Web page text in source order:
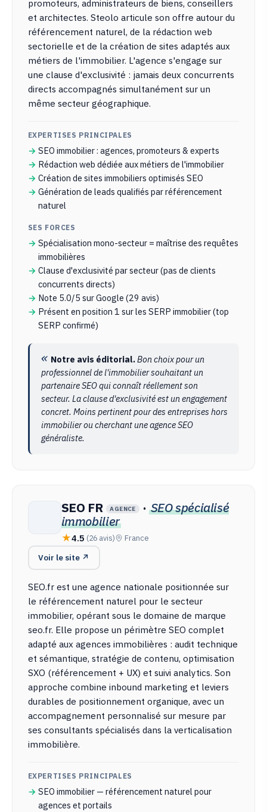
promoteurs, administrateurs de biens, conseillers
et architectes. Steolo articule son offre autour du
référencement naturel, de la rédaction web
sectorielle et de la création de sites adaptés aux
métiers de l'immobilier. L'agence s'engage sur
une clause d'exclusivité : jamais deux concurrents
directs accompagnés simultanément sur un
même secteur géographique.
EXPERTISES PRINCIPALES
SEO immobilier : agences, promoteurs & experts
Rédaction web dédiée aux métiers de l'immobilier
Création de sites immobiliers optimisés SEO
Génération de leads qualifiés par référencement
naturel
SES FORCES
Spécialisation mono-secteur = maîtrise des requêtes
immobilières
Clause d'exclusivité par secteur (pas de clients
concurrents directs)
Note 5.0/5 sur Google (29 avis)
Présent en position 1 sur les SERP immobilier (top
SERP confirmé)
Notre avis éditorial.Bon choix pour un
professionnel de l'immobilier souhaitant un
partenaire SEO qui connaît réellement son
secteur. La clause d'exclusivité est un engagement
concret. Moins pertinent pour des entreprises hors
immobilier ou cherchant une agence SEO
généraliste.
SEO FR AGENCE ·SEO spécialisé
immobilier
4.5 (26 avis) France
Voir le site ↗
SEO.fr est une agence nationale positionnée sur
le référencement naturel pour le secteur
immobilier, opérant sous le domaine de marque
seo.fr. Elle propose un périmètre SEO complet
adapté aux agences immobilières : audit technique
et sémantique, stratégie de contenu, optimisation
SXO (référencement + UX) et suivi analytics. Son
approche combine inbound marketing et leviers
durables de positionnement organique, avec un
accompagnement personnalisé sur mesure par
ses consultants spécialisés dans la verticalisation
immobilière.
EXPERTISES PRINCIPALES
SEO immobilier — référencement naturel pour
agences et portails